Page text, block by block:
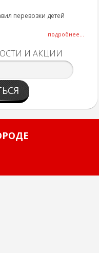
перевозки детей
подробнее...
И АКЦИИ